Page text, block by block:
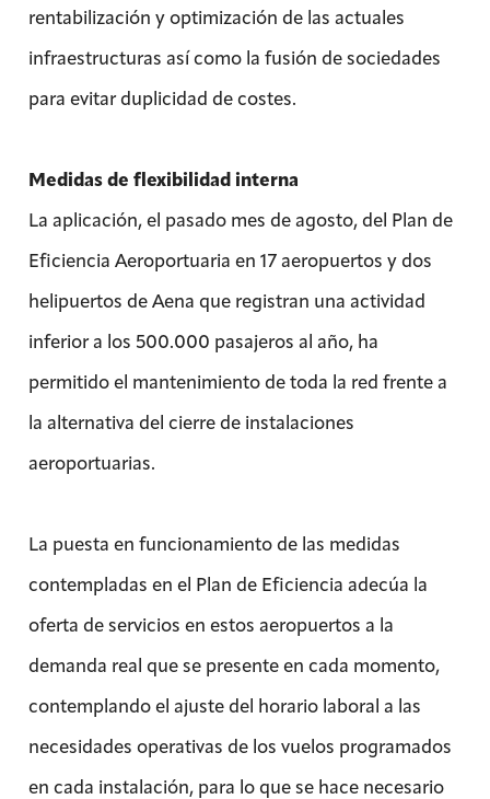
rentabilización y optimización de las actuales
infraestructuras así como la fusión de sociedades
para evitar duplicidad de costes.
Medidas de flexibilidad interna
La aplicación, el pasado mes de agosto, del Plan de
Eficiencia Aeroportuaria en 17 aeropuertos y dos
helipuertos de Aena que registran una actividad
inferior a los 500.000 pasajeros al año, ha
permitido el mantenimiento de toda la red frente a
la alternativa del cierre de instalaciones
aeroportuarias.
La puesta en funcionamiento de las medidas
contempladas en el Plan de Eficiencia adecúa la
oferta de servicios en estos aeropuertos a la
demanda real que se presente en cada momento,
contemplando el ajuste del horario laboral a las
necesidades operativas de los vuelos programados
en cada instalación, para lo que se hace necesario